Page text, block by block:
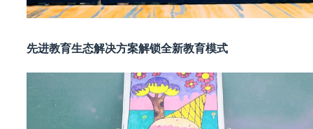
先进教育生态解决方案解锁全新教育模式